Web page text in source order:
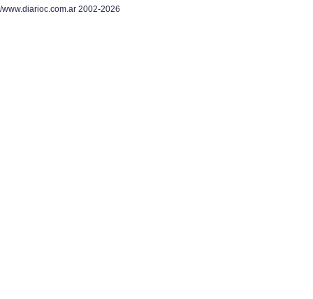
/www.diarioc.com.ar 2002-2026